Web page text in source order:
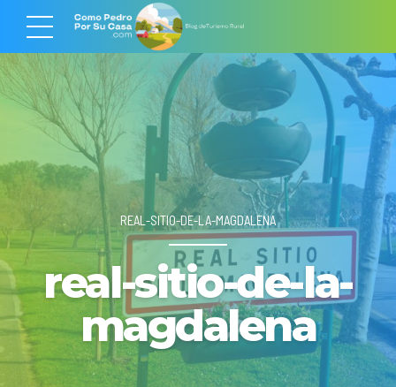
REAL-SITIO-DE-LA-MAGDALENA
real-sitio-de-la-
magdalena